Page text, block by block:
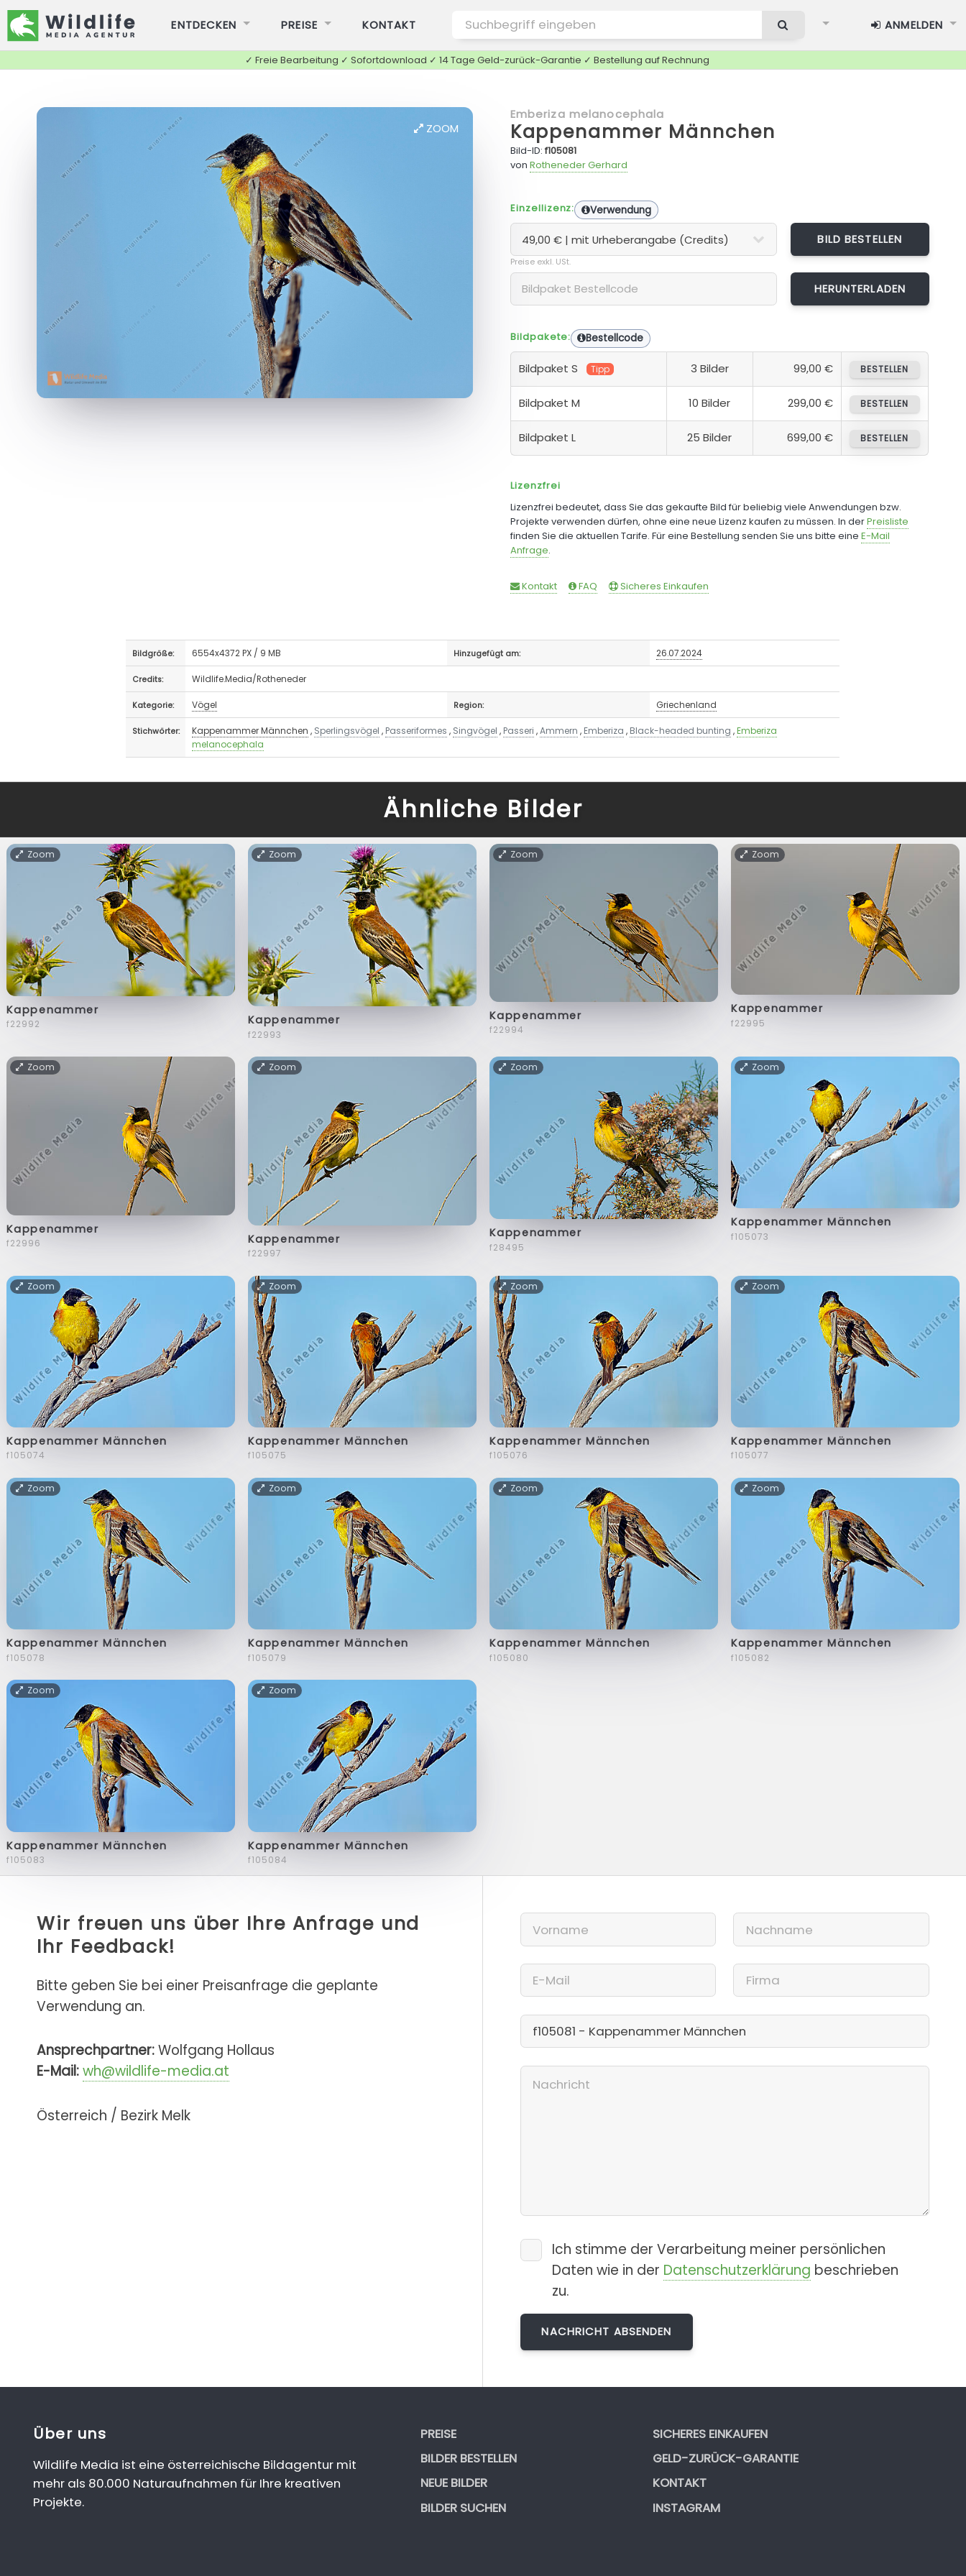
ENTDECKEN PREISE KONTAKT ANMELDEN
✓ Freie Bearbeitung ✓ Sofortdownload ✓ 14 Tage Geld-zurück-Garantie ✓ Bestellung auf Rechnung
ZOOM
Emberiza melanocephala
Kappenammer Männchen
Bild-ID:f105081
von Rotheneder Gerhard
Einzellizenz: Verwendung
BILD BESTELLEN
Preise exkl. USt.
Bildpakete: Bestellcode
Bildpaket S Tipp 3 Bilder 99,00 € BESTELLEN
Bildpaket M 10 Bilder 299,00 € BESTELLEN
Bildpaket L 25 Bilder 699,00 € BESTELLEN
Lizenzfrei
Lizenzfrei bedeutet, dass Sie das gekaufte Bild für beliebig viele Anwendungen bzw.
Projekte verwenden dürfen, ohne eine neue Lizenz kaufen zu müssen. In derPreisliste
finden Sie die aktuellen Tarife. Für eine Bestellung senden Sie uns bitte eine E-Mail
Anfrage.
Kontakt FAQ Sicheres Einkaufen
Bildgröße: 6554x4372 PX / 9 MB Hinzugefügt am: 26.07.2024
Credits: Wildlife.Media/Rotheneder
Kategorie: Vögel Region: Griechenland
Stichwörter: Kappenammer Männchen , Sperlingsvögel , Passeriformes , Singvögel , Passeri ,Ammern , Emberiza , Black-headed bunting ,Emberiza
melanocephala
Ähnliche Bilder
Zoom
Kappenammer
f22992
Zoom
Kappenammer
f22993
Zoom
Kappenammer
f22994
Zoom
Kappenammer
f22995
Zoom
Kappenammer
f22996
Zoom
Kappenammer
f22997
Zoom
Kappenammer
f28495
Zoom
Kappenammer Männchen
f105073
Zoom
Kappenammer Männchen
f105074
Zoom
Kappenammer Männchen
f105075
Zoom
Kappenammer Männchen
f105076
Zoom
Kappenammer Männchen
f105077
Zoom
Kappenammer Männchen
f105078
Zoom
Kappenammer Männchen
f105079
Zoom
Kappenammer Männchen
f105080
Zoom
Kappenammer Männchen
f105082
Zoom
Kappenammer Männchen
f105083
Zoom
Kappenammer Männchen
f105084
Wir freuen uns über Ihre Anfrage und
Ihr Feedback!
Bitte geben Sie bei einer Preisanfrage die geplante
Verwendung an.
Ansprechpartner:Wolfgang Hollaus
E-Mail:wh@wildlife-media.at
Österreich / Bezirk Melk
Ich stimme der Verarbeitung meiner persönlichen
Daten wie in der Datenschutzerklärung beschrieben
zu.
Über uns
Wildlife Media ist eine österreichische Bildagentur mit
mehr als 80.000 Naturaufnahmen für Ihre kreativen
Projekte.
PREISE
BILDER BESTELLEN
NEUE BILDER
BILDER SUCHEN
SICHERES EINKAUFEN
GELD-ZURÜCK-GARANTIE
KONTAKT
INSTAGRAM